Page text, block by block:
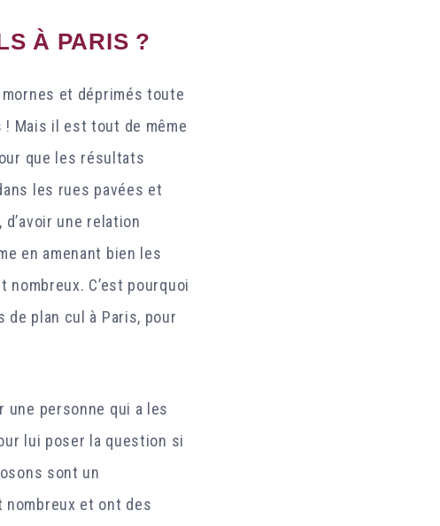
À PARIS ?
et déprimés toute
! Mais il est tout de même
que les résultats
les rues pavées et
une relation
en amenant bien les
C’est pourquoi
de plan cul à Paris, pour
une personne qui a les
lui poser la question si
sont un
nombreux et ont des